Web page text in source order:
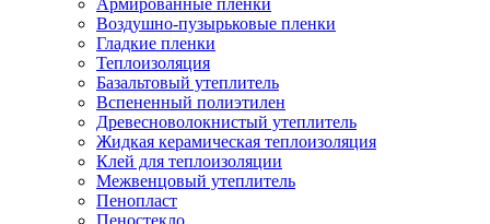
Воздушно-пузырьковые пленки
Гладкие пленки
Теплоизоляция
Базальтовый утеплитель
Вспененный полиэтилен
Древесноволокнистый утеплитель
Жидкая керамическая теплоизоляция
Клей для теплоизоляции
Межвенцовый утеплитель
Пенопласт
Пеностекло